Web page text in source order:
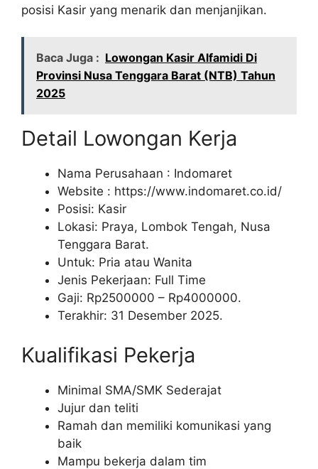
posisi Kasir yang menarik dan menjanjikan.
Baca Juga : Lowongan Kasir Alfamidi Di
Provinsi Nusa Tenggara Barat (NTB) Tahun
2025
Detail Lowongan Kerja
Nama Perusahaan : Indomaret
Website : https://www.indomaret.co.id/
Posisi: Kasir
Lokasi: Praya, Lombok Tengah, Nusa
Tenggara Barat.
Untuk: Pria atau Wanita
Jenis Pekerjaan: Full Time
Gaji: Rp2500000 – Rp4000000.
Terakhir: 31 Desember 2025.
Kualifikasi Pekerja
Minimal SMA/SMK Sederajat
Jujur dan teliti
Ramah dan memiliki komunikasi yang
baik
Mampu bekerja dalam tim